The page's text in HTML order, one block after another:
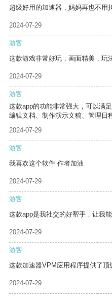
超级好用的加速器，妈妈再也不用
2024-07-29
游客
这款游戏非常好玩，画面精美，玩
2024-07-29
游客
这款app的功能非常强大，可以满
编辑文档、制作演示文稿、管理日
2024-07-29
游客
我喜欢这个软件 作者加油
2024-07-29
游客
这款app是我社交的好帮手，让我
2024-07-29
游客
这款加速器VPM应用程序提供了顶
2024-07-29